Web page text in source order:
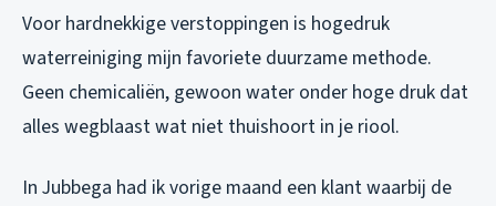
Voor hardnekkige verstoppingen is hogedruk
waterreiniging mijn favoriete duurzame methode.
Geen chemicaliën, gewoon water onder hoge druk dat
alles wegblaast wat niet thuishoort in je riool.
In Jubbega had ik vorige maand een klant waarbij de